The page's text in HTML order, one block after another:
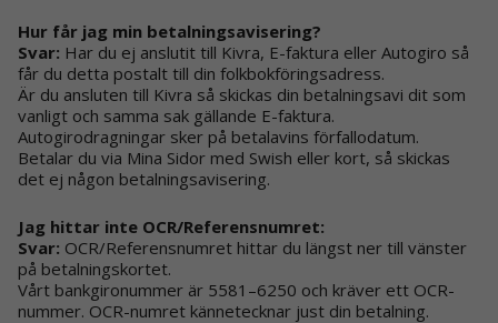
Hur får jag min betalningsavisering?
Svar: Har du ej anslutit till Kivra, E-faktura eller Autogiro så
får du detta postalt till din folkbokföringsadress.
Är du ansluten till Kivra så skickas din betalningsavi dit som
vanligt och samma sak gällande E-faktura.
Autogirodragningar sker på betalavins förfallodatum.
Betalar du via Mina Sidor med Swish eller kort, så skickas
det ej någon betalningsavisering.
Jag hittar inte OCR/Referensnumret:
Svar: OCR/Referensnumret hittar du längst ner till vänster
på betalningskortet.
Vårt bankgironummer är 5581–6250 och kräver ett OCR-
nummer. OCR-numret kännetecknar just din betalning.